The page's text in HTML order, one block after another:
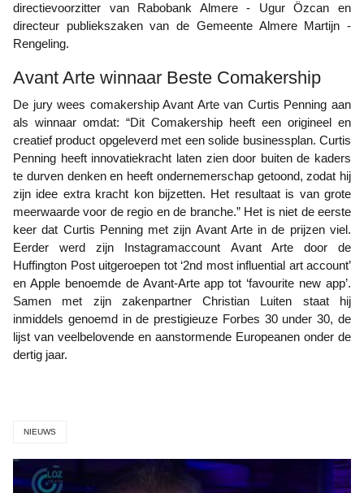
directievoorzitter van Rabobank Almere - Ugur Özcan en
directeur publiekszaken van de Gemeente Almere Martijn -
Rengeling.
Avant Arte winnaar Beste Comakership
De jury wees comakership Avant Arte van Curtis Penning aan
als winnaar omdat: “Dit Comakership heeft een origineel en
creatief product opgeleverd met een solide businessplan. Curtis
Penning heeft innovatiekracht laten zien door buiten de kaders
te durven denken en heeft ondernemerschap getoond, zodat hij
zijn idee extra kracht kon bijzetten. Het resultaat is van grote
meerwaarde voor de regio en de branche.” Het is niet de eerste
keer dat Curtis Penning met zijn Avant Arte in de prijzen viel.
Eerder werd zijn Instagramaccount Avant Arte door de
Huffington Post uitgeroepen tot ‘2nd most influential art account’
en Apple benoemde de Avant-Arte app tot ‘favourite new app’.
Samen met zijn zakenpartner Christian Luiten staat hij
inmiddels genoemd in de prestigieuze Forbes 30 under 30, de
lijst van veelbelovende en aanstormende Europeanen onder de
dertig jaar.
NIEUWS